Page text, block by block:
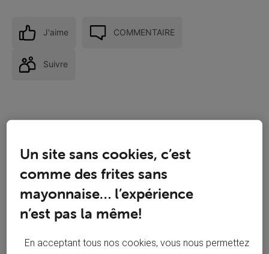
J'aime COMMENTAIRE
Suivre
Un site sans cookies, c’est
comme des frites sans
mayonnaise… l’expérience
n’est pas la même!
En acceptant tous nos cookies, vous nous permettez